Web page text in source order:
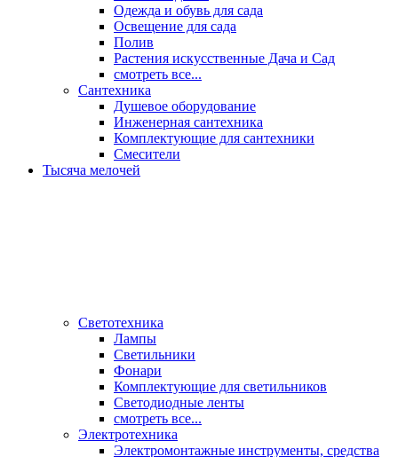
Одежда и обувь для сада
Освещение для сада
Полив
Растения искусственные Дача и Сад
смотреть все...
Сантехника
Душевое оборудование
Инженерная сантехника
Комплектующие для сантехники
Смесители
Тысяча мелочей
Светотехника
Лампы
Светильники
Фонари
Комплектующие для светильников
Светодиодные ленты
смотреть все...
Электротехника
Электромонтажные инструменты, средства